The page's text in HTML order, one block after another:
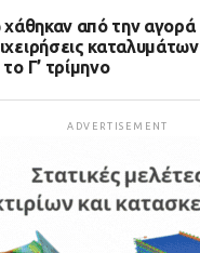
χάθηκαν από την αγορά
καταλυμάτων
Γ’ τρίμηνο
ADVERTISEMENT